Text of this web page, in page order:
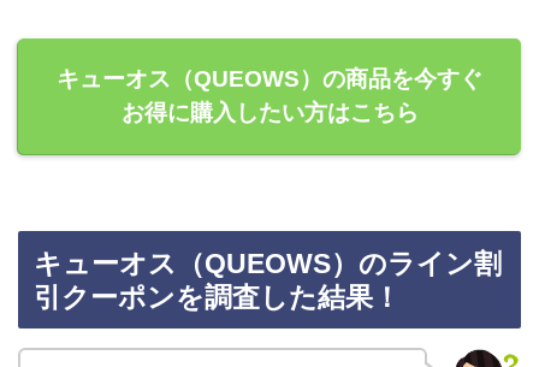
キューオス（QUEOWS）の商品を今すぐ
お得に購入したい方はこちら
キューオス（QUEOWS）のライン割
引クーポンを調査した結果！